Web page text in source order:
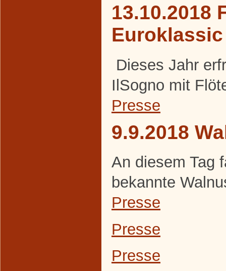
13.10.2018
Euroklassic
Dieses Jahr
IlSogno mit
Presse
9.9.2018
An diesem Tag
bekannte
Presse
Presse
Presse